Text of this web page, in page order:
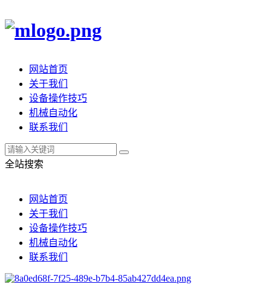
网站首页
关于我们
设备操作技巧
机械自动化
联系我们
全站搜索
网站首页
关于我们
设备操作技巧
机械自动化
联系我们